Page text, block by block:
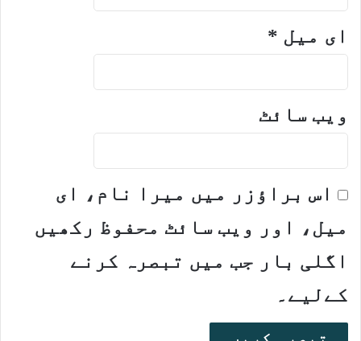
ای میل *
ویب‌ سائٹ
اس براؤزر میں میرا نام، ای
میل، اور ویب سائٹ محفوظ رکھیں
اگلی بار جب میں تبصرہ کرنے
کےلیے۔